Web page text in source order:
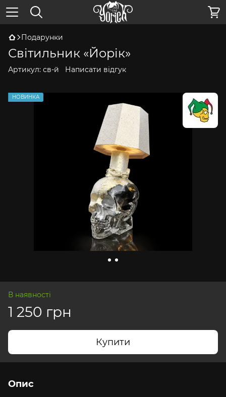
Подарунки
Світильник «Йорік»
Артикул: св-й Написати відгук
НОВИНКА
В наявності
1 250 грн
Купити
Опис